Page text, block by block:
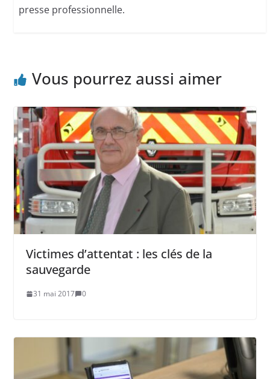
presse professionnelle.
Vous pourrez aussi aimer
Victimes d’attentat : les clés de la
sauvegarde
31 mai 2017 0